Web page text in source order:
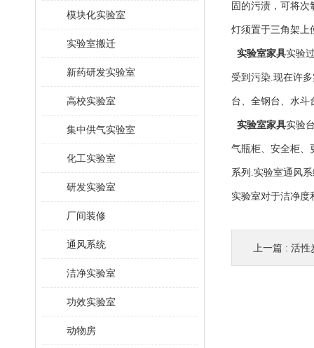
模块化实验室
实验室搬迁
新药研发实验室
高校实验室
集中供气实验室
化工实验室
研发实验室
厂间装修
通风系统
洁净实验室
功效实验室
动物房
固的污渍，可将
灯须置于三角架上
实验室家具实验
受到污染.现在许
台、全钢台、水斗
实验室家具实验
气瓶柜、安全柜、
系列.实验室通风
实验室对于洁净度
上一篇 : 活性